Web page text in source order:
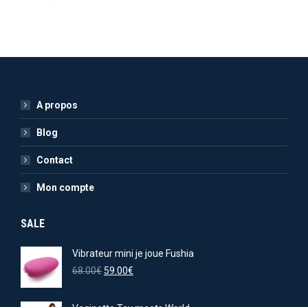
A propos
Blog
Contact
Mon compte
SALE
Vibrateur mini je joue Fushia
68.00€ Le
59.00€